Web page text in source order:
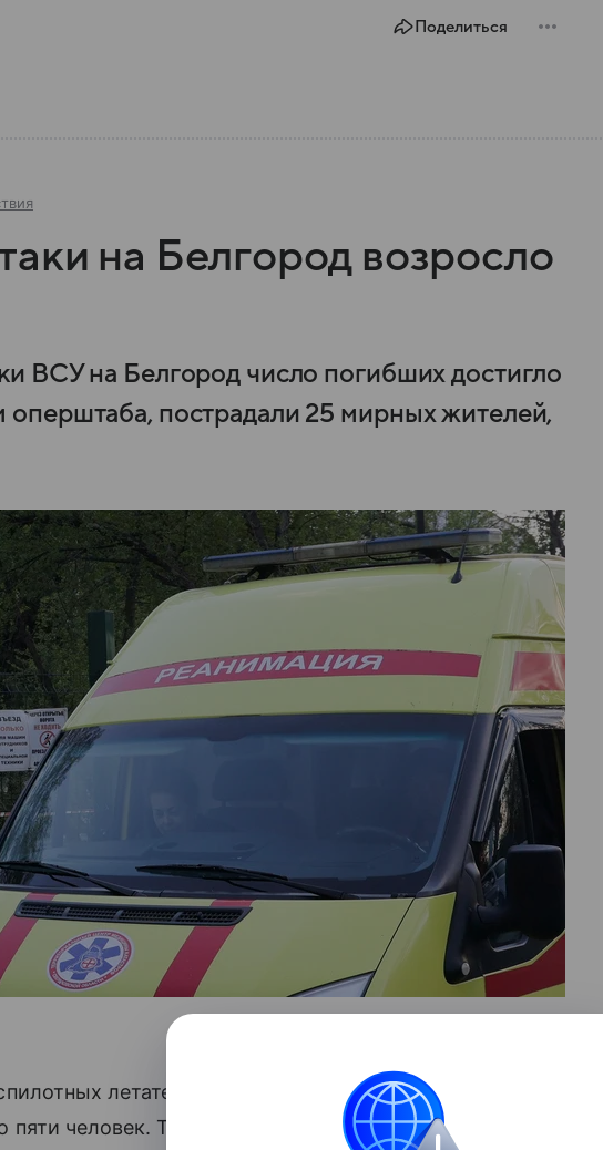
Поделиться
на Белгород возросло
ВСУ на Белгород число погибших достигло
оперштаба, пострадали 25 мирных жителей,
летательных аппаратов Вооруженных сил
человек. Такие данные привели в региональном